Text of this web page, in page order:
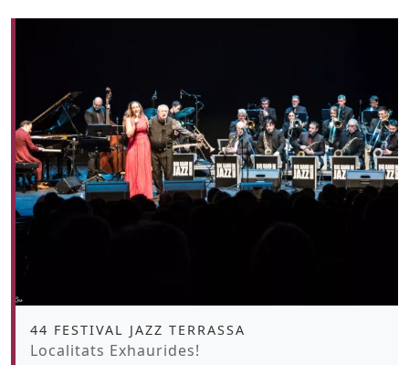
Àmbit
44 FESTIVAL JAZZ TERRASSA
Promoció
Localitats Exhaurides!